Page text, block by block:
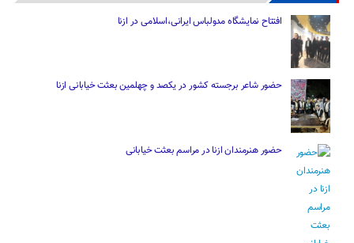
افتتاح نمایشگاه مدولباس ایرانی،اسلامی در ازنا
حضور شاعر برجسته کشور در یکصد و چهلمین بعثت خیابانی ازنا
حضور هنرمندان ازنا در مراسم بعثت خیابانی